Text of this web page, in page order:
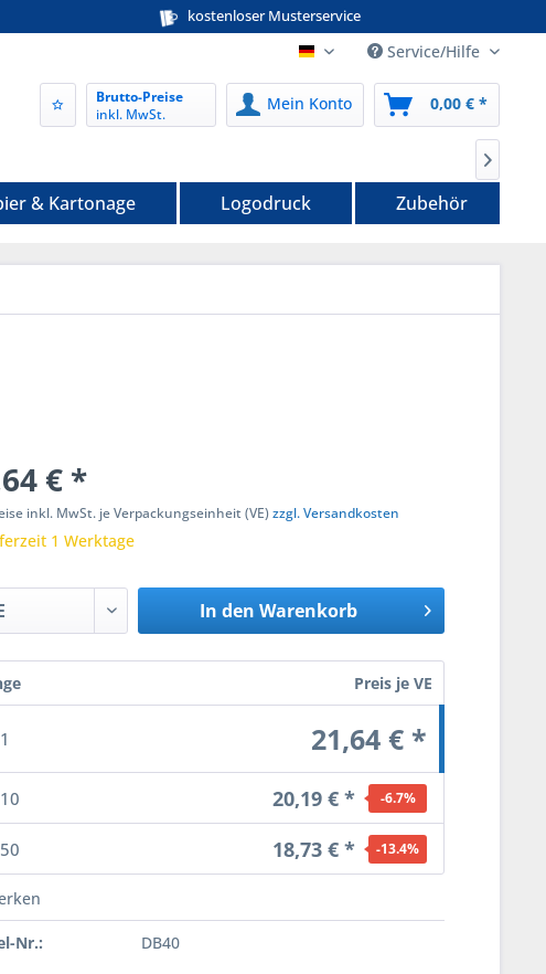
kostenloser Musterservice
nordwerk-verpackungen.de
Service/Hilfe
Brutto-Preise
inkl. MwSt.
Mein Konto 0,00 € *
& Kartonage Logodruck Zubehör

€ *
inkl. MwSt. je Verpackungseinheit (VE)zzgl. Versandkosten
1 Werktage
In den Warenkorb
Preis je VE
1 21,64 € *
10 20,19 € * -6.7%
50 18,73 € * -13.4%
Nr.: DB40